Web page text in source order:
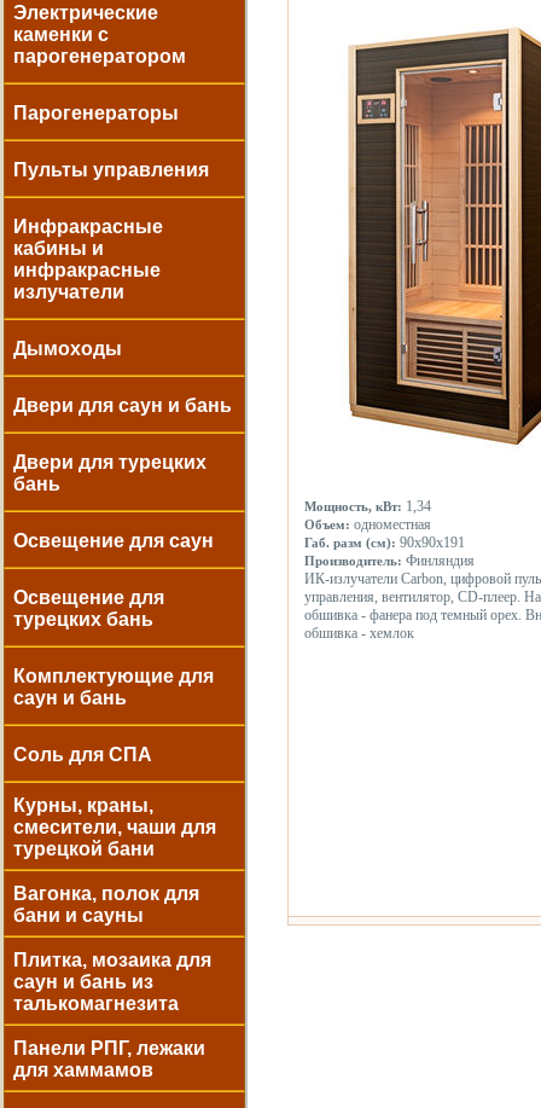
Электрические
каменки с
парогенератором
Парогенераторы
Пульты управления
Инфракрасные
кабины и
инфракрасные
излучатели
Дымоходы
Двери для саун и бань
Двери для турецких
бань
Освещение для саун
Освещение для
турецких бань
Комплектующие для
саун и бань
Соль для СПА
Курны, краны,
смесители, чаши для
турецкой бани
Вагонка, полок для
бани и сауны
Плитка, мозаика для
саун и бань из
талькомагнезита
Панели РПГ, лежаки
для хаммамов
Мощность, кВт: 1,34
Объем: одноместная
Габ. разм (см): 90x90x191
Производитель: Финляндия
ИК-излучатели Carbon, цифровой
управления, вентилятор, CD-плеер.
обшивка - фанера под темный орех.
обшивка - хемлок